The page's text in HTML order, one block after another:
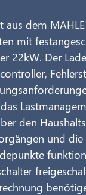
aus dem
mit
22kW. Der
den
und